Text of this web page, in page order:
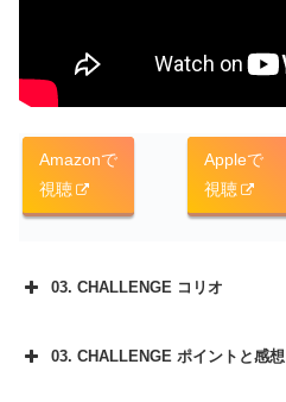
Amazonで
視聴
Appleで
視聴
03. CHALLENGE コリオ
03. CHALLENGE ポイントと感想